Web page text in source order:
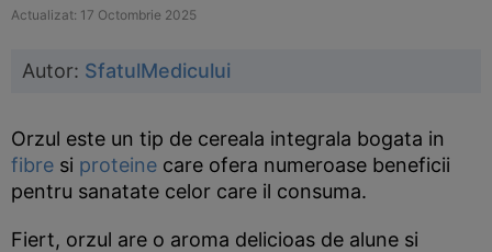
Actualizat: 17 Octombrie 2025
Autor: SfatulMedicului
Orzul este un tip de cereala integrala bogata in
fibre si proteine care ofera numeroase beneficii
pentru sanatate celor care il consuma.
Fiert, orzul are o aroma delicioas de alune si